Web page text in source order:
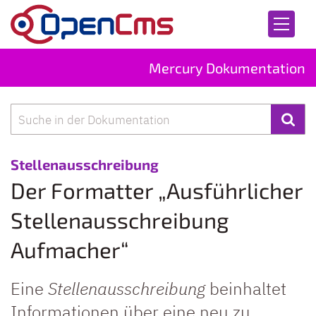
Zum Inhalt springen
Mercury Dokumentation
Stellenausschreibung:
Der Formatter „Ausführlicher
Stellenausschreibung
Aufmacher“
Eine Stellenausschreibungbeinhaltet
Suche